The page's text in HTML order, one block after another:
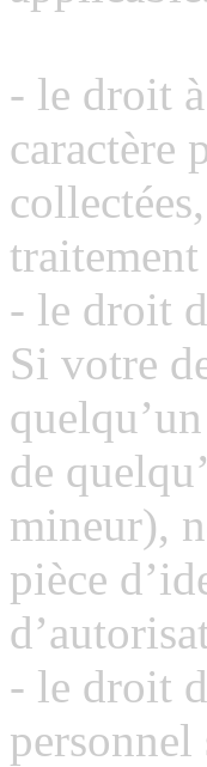
- le droit
caractère
traitement
- le droit
Si votre
de
mineur),
pièce
- le droit